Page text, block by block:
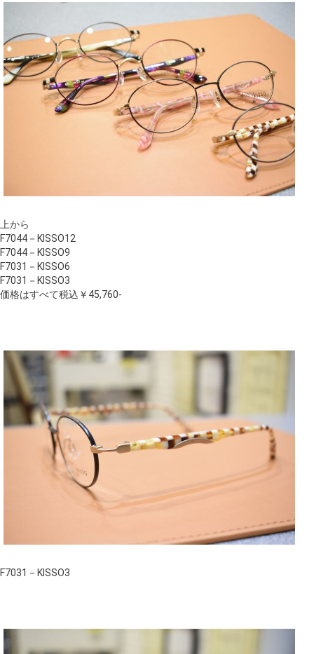
上から
F7044－KISSO12
F7044－KISSO9
F7031－KISSO6
F7031－KISSO3
価格はすべて税込￥45,760-
F7031－KISSO3